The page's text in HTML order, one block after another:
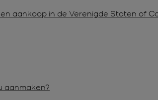
aankoop in de Verenigde Staten of
aanmaken?